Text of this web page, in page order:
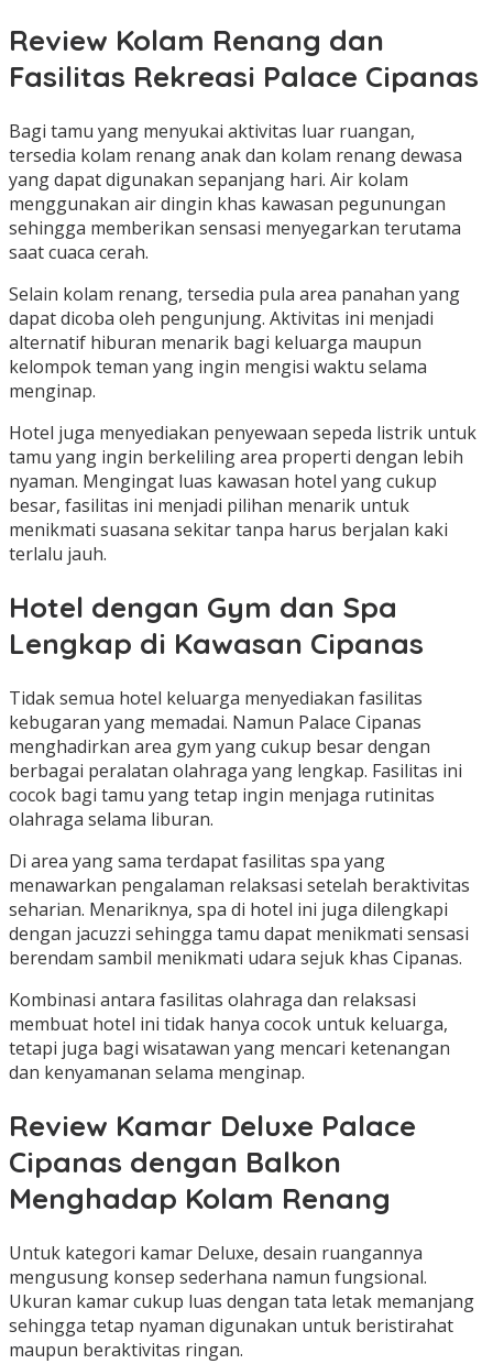
Review Kolam Renang dan
Fasilitas Rekreasi Palace Cipanas
Bagi tamu yang menyukai aktivitas luar ruangan,
tersedia kolam renang anak dan kolam renang dewasa
yang dapat digunakan sepanjang hari. Air kolam
menggunakan air dingin khas kawasan pegunungan
sehingga memberikan sensasi menyegarkan terutama
saat cuaca cerah.
Selain kolam renang, tersedia pula area panahan yang
dapat dicoba oleh pengunjung. Aktivitas ini menjadi
alternatif hiburan menarik bagi keluarga maupun
kelompok teman yang ingin mengisi waktu selama
menginap.
Hotel juga menyediakan penyewaan sepeda listrik untuk
tamu yang ingin berkeliling area properti dengan lebih
nyaman. Mengingat luas kawasan hotel yang cukup
besar, fasilitas ini menjadi pilihan menarik untuk
menikmati suasana sekitar tanpa harus berjalan kaki
terlalu jauh.
Hotel dengan Gym dan Spa
Lengkap di Kawasan Cipanas
Tidak semua hotel keluarga menyediakan fasilitas
kebugaran yang memadai. Namun Palace Cipanas
menghadirkan area gym yang cukup besar dengan
berbagai peralatan olahraga yang lengkap. Fasilitas ini
cocok bagi tamu yang tetap ingin menjaga rutinitas
olahraga selama liburan.
Di area yang sama terdapat fasilitas spa yang
menawarkan pengalaman relaksasi setelah beraktivitas
seharian. Menariknya, spa di hotel ini juga dilengkapi
dengan jacuzzi sehingga tamu dapat menikmati sensasi
berendam sambil menikmati udara sejuk khas Cipanas.
Kombinasi antara fasilitas olahraga dan relaksasi
membuat hotel ini tidak hanya cocok untuk keluarga,
tetapi juga bagi wisatawan yang mencari ketenangan
dan kenyamanan selama menginap.
Review Kamar Deluxe Palace
Cipanas dengan Balkon
Menghadap Kolam Renang
Untuk kategori kamar Deluxe, desain ruangannya
mengusung konsep sederhana namun fungsional.
Ukuran kamar cukup luas dengan tata letak memanjang
sehingga tetap nyaman digunakan untuk beristirahat
maupun beraktivitas ringan.